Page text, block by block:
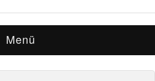
Menü